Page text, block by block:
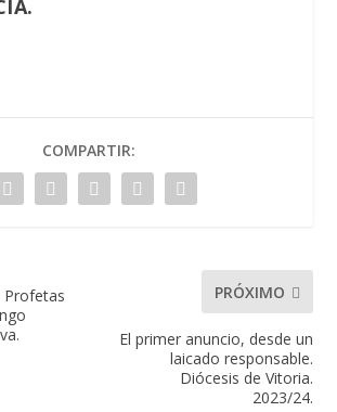
COMPARTIR:
Profetas
PRÓXIMO
El primer anuncio, desde un
laicado responsable.
Diócesis de Vitoria.
2023/24.